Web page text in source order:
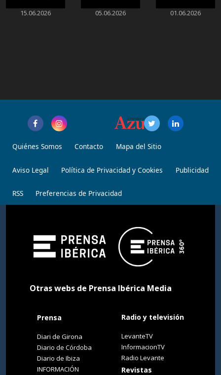
15.06.2026 05.06.2026 01.06.2026
Quiénes Somos Contacto Mapa del Sitio
Aviso Legal Política de Privacidad y Cookies Publicidad
RSS Preferencias de Privacidad
Otras webs de Prensa Ibérica Media
Prensa
Diari de Girona
Diario de Córdoba
Diario de Ibiza
INFORMACIÓN
Radio y televisión
LevanteTV
InformacionTV
Radio Levante
Revistas